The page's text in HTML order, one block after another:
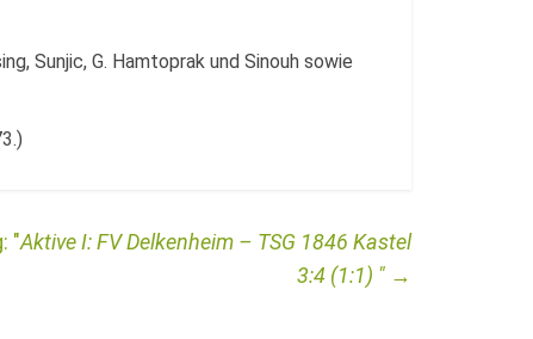
Sunjic, G. Hamtoprak und Sinouh sowie
Aktive I: FV Delkenheim – TSG 1846 Kastel
3:4 (1:1)
→